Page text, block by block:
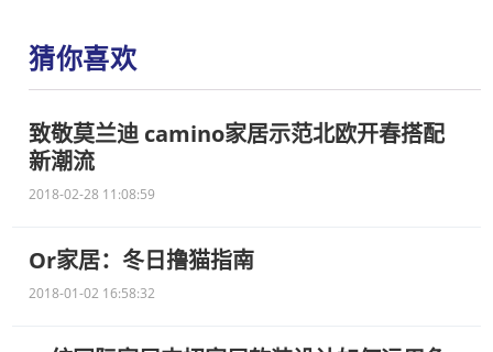
猜你喜欢
致敬莫兰迪 camino家居示范北欧开春搭配
新潮流
2018-02-28 11:08:59
Or家居：冬日撸猫指南
2018-01-02 16:58:32